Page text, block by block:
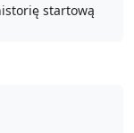
startową